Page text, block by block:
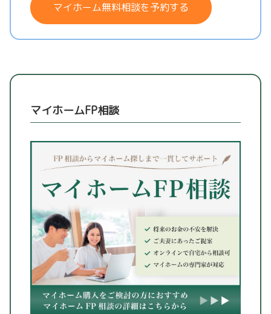
マイホーム無料相談を予約する
マイホームFP相談